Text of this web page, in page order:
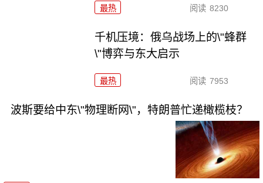
最热 阅读 8230
千机压境：俄乌战场上的\"蜂群
\"博弈与东大启示
最热 阅读 7953
波斯要给中东\"物理断网\"，特朗普忙递橄榄枝？